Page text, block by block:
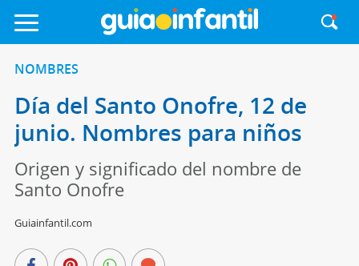
NOMBRES
Día del Santo Onofre, 12 de
junio. Nombres para niños
Origen y significado del nombre de
Santo Onofre
Guiainfantil.com